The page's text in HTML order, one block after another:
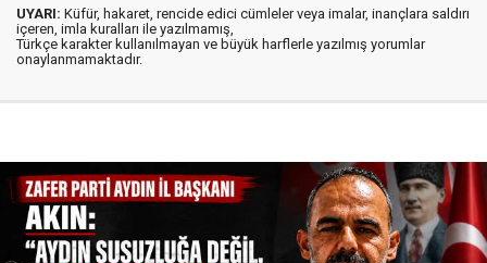
UYARI: Küfür, hakaret, rencide edici cümleler veya imalar, inançlara saldırı
içeren, imla kuralları ile yazılmamış,
Türkçe karakter kullanılmayan ve büyük harflerle yazılmış yorumlar
onaylanmamaktadır.